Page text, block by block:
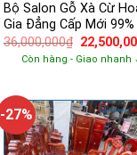
Bộ Salon Gỗ Xà Cừ
Gia Đẳng Cấp Mới 99%
36,000,000₫ Giá
gốc
là:
Còn hàng - Giao nhanh
-27%